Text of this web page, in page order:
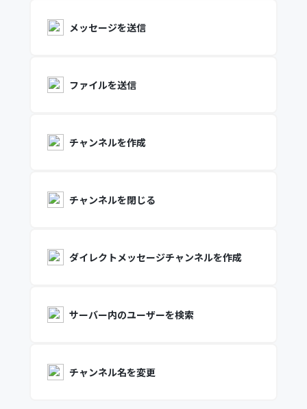
メッセージを送信
ファイルを送信
チャンネルを作成
チャンネルを閉じる
ダイレクトメッセージチャンネルを作成
サーバー内のユーザーを検索
チャンネル名を変更